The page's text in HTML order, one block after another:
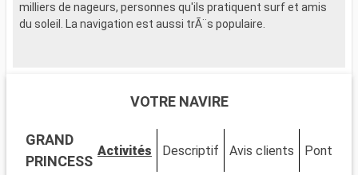
milliers de nageurs, personnes qu'ils pratiquent surf et amis
du soleil. La navigation est aussi trÃ¨s populaire.
VOTRE NAVIRE
GRAND
PRINCESS
Activités Descriptif Avis clients Ponts